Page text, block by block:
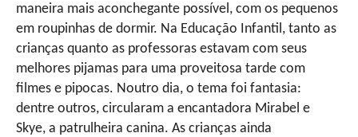
maneira mais aconchegante possível, com os pequenos
em roupinhas de dormir. Na Educação Infantil, tanto as
crianças quanto as professoras estavam com seus
melhores pijamas para uma proveitosa tarde com
filmes e pipocas. Noutro dia, o tema foi fantasia:
dentre outros, circularam a encantadora Mirabel e
Skye, a patrulheira canina. As crianças ainda